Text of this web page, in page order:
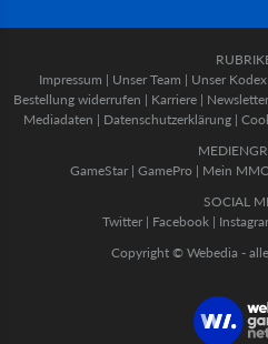
Impressum | Unser Team | Unser Kodex
Bestellung widerrufen | Karriere | Newsletter
Mediadaten | Datenschutzerklärung |
GameStar| GamePro | Mein
SOCIAL
Twitter | Facebook |
Copyright © Webedia -